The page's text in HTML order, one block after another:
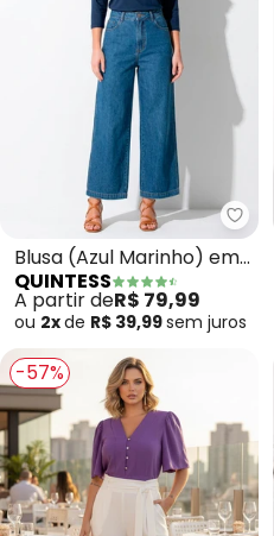
Blusa (Azul Marinho) em
Malha de Viscose
QUINTESS
A partir deR$ 79,99
ou 2xde R$ 39,99sem juros
-57%